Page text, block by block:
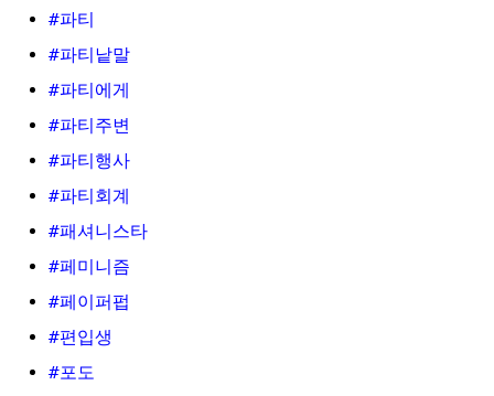
#파티
#파티낱말
#파티에게
#파티주변
#파티행사
#파티회계
#패셔니스타
#페미니즘
#페이퍼펍
#편입생
#포도